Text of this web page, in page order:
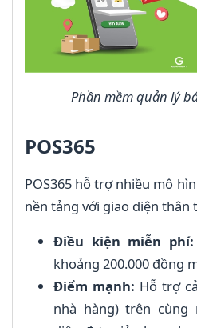
Phần mềm quản lý
POS365
POS365 hỗ trợ nhiều mô
nền tảng với giao diện thân
Điều kiện miễn phí:
khoảng 200.000 đồng
Điểm mạnh: Hỗ trợ
nhà hàng) trên cùng